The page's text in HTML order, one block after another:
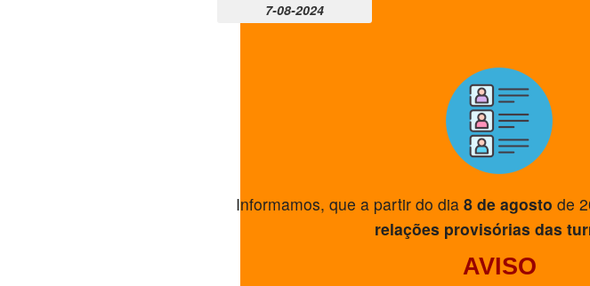
7-08-2024
Informamos, que a partir do dia8 de agosto de
relações provisórias das
AVISO